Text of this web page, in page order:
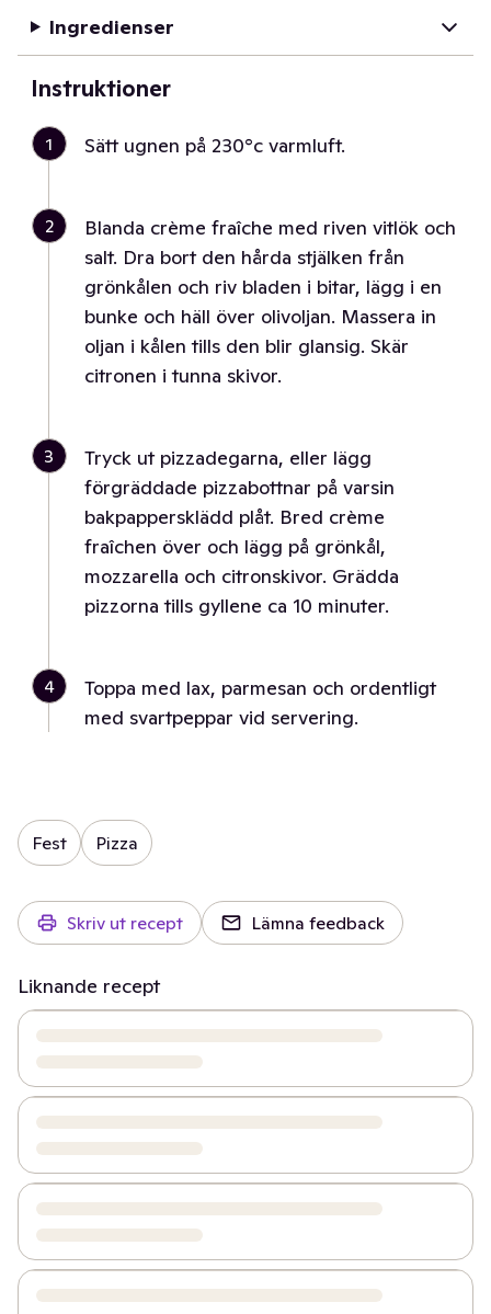
Ingredienser
Instruktioner
1 Sätt ugnen på 230°c varmluft.
2
Blanda crème fraîche med riven vitlök och
salt. Dra bort den hårda stjälken från
grönkålen och riv bladen i bitar, lägg i en
bunke och häll över olivoljan. Massera in
oljan i kålen tills den blir glansig. Skär
citronen i tunna skivor.
3
Tryck ut pizzadegarna, eller lägg
förgräddade pizzabottnar på varsin
bakpappersklädd plåt. Bred crème
fraîchen över och lägg på grönkål,
mozzarella och citronskivor. Grädda
pizzorna tills gyllene ca 10 minuter.
4
Toppa med lax, parmesan och ordentligt
med svartpeppar vid servering.
Fest Pizza
Skriv ut recept Lämna feedback
Liknande recept